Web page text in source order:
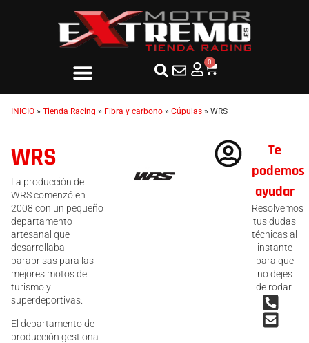
0
INICIO » Tienda Racing » Fibra y carbono » Cúpulas » WRS
WRS
La producción de
WRS comenzó en
2008 con un pequeño
departamento
artesanal que
desarrollaba
parabrisas para las
mejores motos de
turismo y
superdeportivas.
El departamento de
producción gestiona
Te
podemos
ayudar
Resolvemos
tus dudas
técnicas al
instante
para que
no dejes
de rodar.